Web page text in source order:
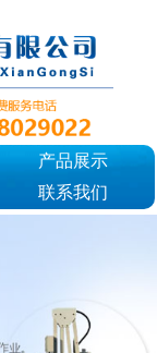
产品展示
联系我们